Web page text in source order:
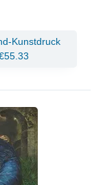
Kunstdruck